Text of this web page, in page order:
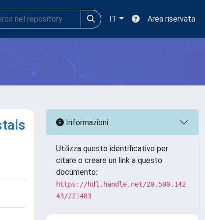
IT Area riservata
Informazioni
Utilizza questo identificativo per
citare o creare un link a questo
documento:
https://hdl.handle.net/20.500.142
43/221483